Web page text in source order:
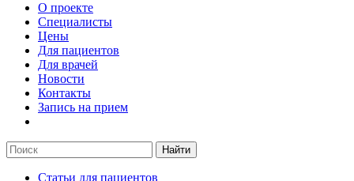
О проекте
Специалисты
Цены
Для пациентов
Для врачей
Новости
Контакты
Запись на прием
Найти
Статьи для пациентов